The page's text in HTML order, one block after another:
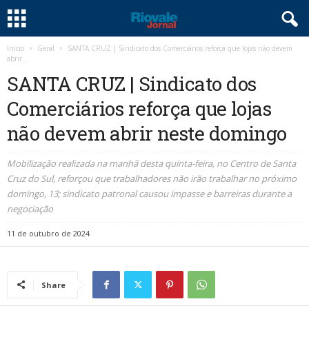
Início Geral
SANTA CRUZ | Sindicato dos Comerciários reforça que lojas não devem
abrir...
SANTA CRUZ | Sindicato dos
Comerciários reforça que lojas
não devem abrir neste domingo
Mobilização realizada na manhã desta quinta-feira, no Centro de Santa
Cruz do Sul, reforçou que trabalhadores não irão trabalhar no próximo
domingo, 13; sindicato patronal causou impasse e barreiras durante a
negociação
11 de outubro de 2024
Share